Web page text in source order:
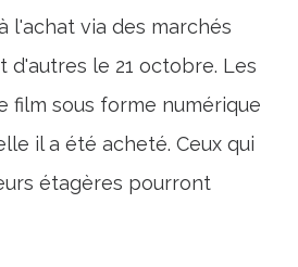
l'achat via des marchés
d'autres le 21 octobre. Les
film sous forme numérique
il a été acheté. Ceux qui
étagères pourront